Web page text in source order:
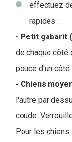
effectuez
rapides :
- Petit gabarit
de chaque côté
pouce d'un
- Chiens
l'autre par
coude.
Pour les chiens